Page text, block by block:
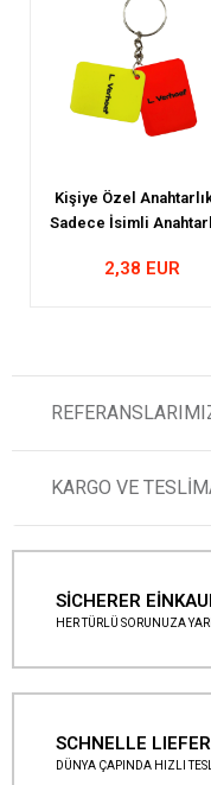
Kişiye Özel
Sadece İsimli
2,38 EUR
KARGO VE
SİCHERER
HER TÜRLÜ SORUNUZA
SCHNELLE
DÜNYA ÇAPINDA HIZLI